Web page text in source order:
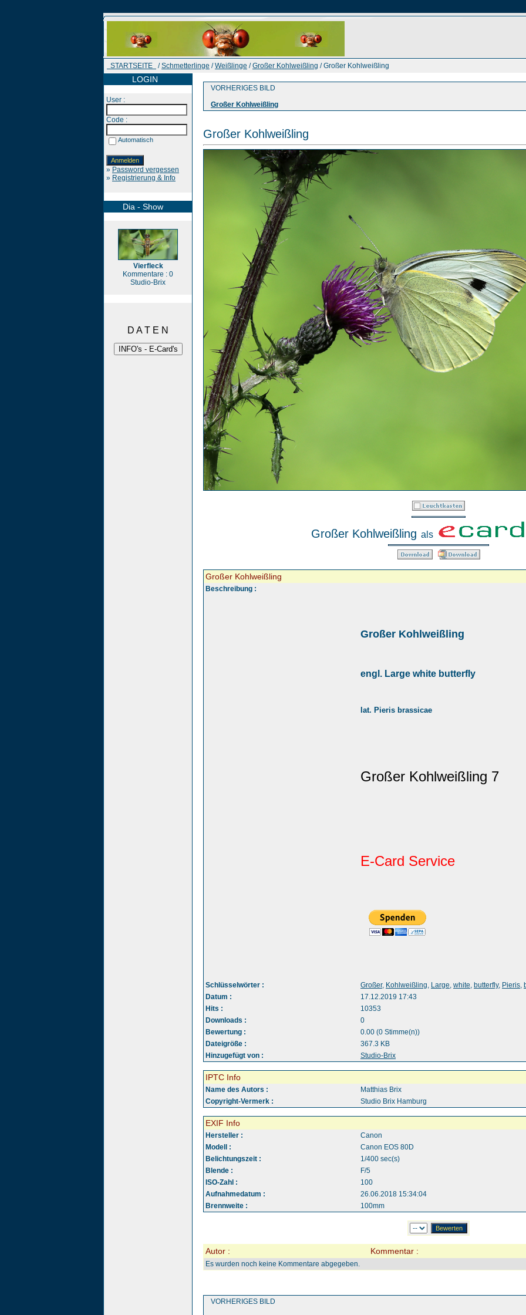
STARTSEITE /Schmetterlinge /Weißlinge /Großer Kohlweißling / Großer Kohlweißling
LOGIN
User :
Code :
Automatisch
» Password vergessen
» Registrierung & Info
Dia - Show
Vierfleck
Kommentare : 0
Studio-Brix
D A T E N
VORHERIGES BILD
Großer Kohlweißling
Großer Kohlweißling
Großer Kohlweißling als
Großer Kohlweißling
Beschreibung :
Großer Kohlweißling
engl. Large white butterfly
lat. Pieris brassicae
Großer Kohlweißling 7
E-Card Service
Schlüsselwörter : Großer, Kohlweißling, Large, white, butterfly, Pieris,
Datum :
17.12.2019 17:43
Hits :
10353
Downloads :
0
Bewertung :
0.00 (0 Stimme(n))
Dateigröße :
367.3 KB
Hinzugefügt von :
Studio-Brix
IPTC Info
Name des Autors :
Matthias Brix
Copyright-Vermerk :
Studio Brix Hamburg
EXIF Info
Hersteller :
Canon
Modell :
Canon EOS 80D
Belichtungszeit :
1/400 sec(s)
Blende :
F/5
ISO-Zahl :
100
Aufnahmedatum :
26.06.2018 15:34:04
Brennweite :
100mm
Autor : Kommentar :
Es wurden noch keine Kommentare abgegeben.
VORHERIGES BILD